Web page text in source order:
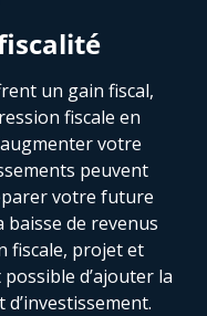
un gain fiscal,
fiscale en
votre
peuvent
votre future
de revenus
fiscale, projet et
d’ajouter la